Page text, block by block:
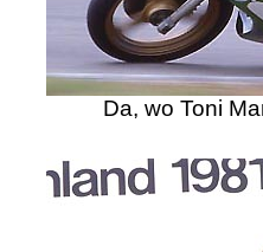
Da, wo Toni